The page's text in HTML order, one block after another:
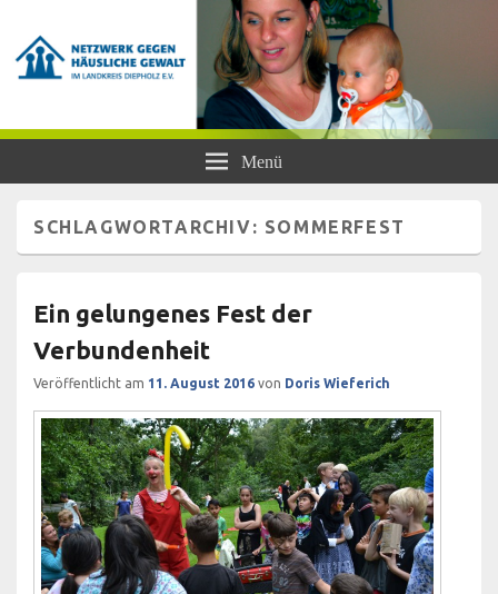
Netzwerk gegen Häusliche Gewalt
Frauen- und Kinderschutzhaus Diepholz, Beratungsstellen für Frauen und
Mädchen, BISS
Menü
SCHLAGWORTARCHIV: SOMMERFEST
Ein gelungenes Fest der
Verbundenheit
Veröffentlicht am 11. August 2016 von Doris Wieferich